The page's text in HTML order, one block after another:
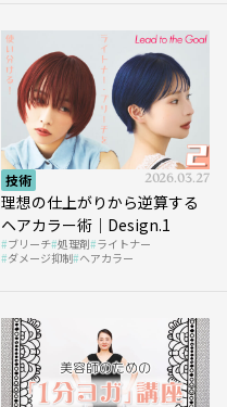
技術 2026.03.27
理想の仕上がりから逆算する
ヘアカラー術｜Design.1
ブリーチ 処理剤 ライトナー
ダメージ抑制 ヘアカラー